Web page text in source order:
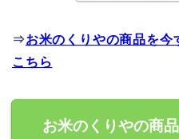
⇒お米のくりやの商品を今
こちら
お米のくりやの商